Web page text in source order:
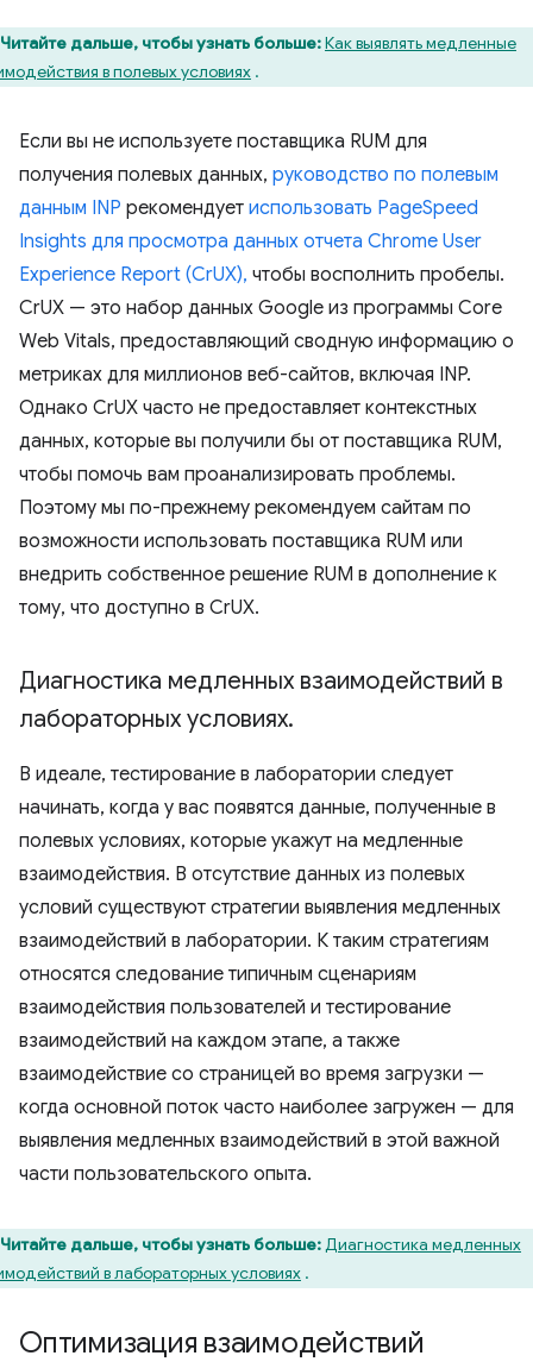
Читайте дальше, чтобы узнать больше:Как выявлять медленные
в полевых условиях .
Если вы не используете поставщика RUM для
получения полевых данных, руководство по полевым
данным INP рекомендует использовать PageSpeed ​​
Insights для просмотра данных отчета Chrome User
Experience Report (CrUX), чтобы восполнить пробелы.
CrUX — это набор данных Google из программы Core
Web Vitals, предоставляющий сводную информацию о
метриках для миллионов веб-сайтов, включая INP.
Однако CrUX часто не предоставляет контекстных
данных, которые вы получили бы от поставщика RUM,
чтобы помочь вам проанализировать проблемы.
Поэтому мы по-прежнему рекомендуем сайтам по
возможности использовать поставщика RUM или
внедрить собственное решение RUM в дополнение к
тому, что доступно в CrUX.
Диагностика медленных взаимодействий в
лабораторных условиях.
В идеале, тестирование в лаборатории следует
начинать, когда у вас появятся данные, полученные в
полевых условиях, которые укажут на медленные
взаимодействия. В отсутствие данных из полевых
условий существуют стратегии выявления медленных
взаимодействий в лаборатории. К таким стратегиям
относятся следование типичным сценариям
взаимодействия пользователей и тестирование
взаимодействий на каждом этапе, а также
взаимодействие со страницей во время загрузки —
когда основной поток часто наиболее загружен — для
выявления медленных взаимодействий в этой важной
части пользовательского опыта.
Читайте дальше, чтобы узнать больше:Диагностика медленных
в лабораторных условиях .
Оптимизация взаимодействий